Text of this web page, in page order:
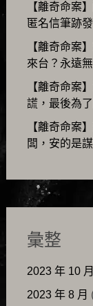
【離奇命案
匿名信筆跡
【離奇命案
來台？永遠
【離奇命案
謊，最後為
【離奇命案
闆，安的是
彙整
2023 年 10 月
2023 年 8 月